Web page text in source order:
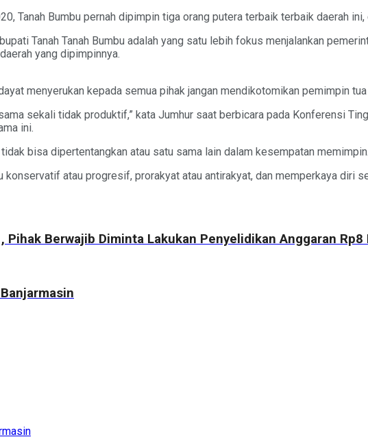
Tanah Bumbu pernah dipimpin tiga orang putera terbaik terbaik daerah
Tanah Tanah Bumbu adalah yang satu lebih fokus menjalankan
yang dipimpinnya.
menyerukan kepada semua pihak jangan mendikotomikan pemimpin
sekali tidak produktif,” kata Jumhur saat berbicara pada Konferensi
ini.
bisa dipertentangkan atau satu sama lain dalam kesempatan memimpin.
konservatif atau progresif, prorakyat atau antirakyat, dan memperkaya diri
Pihak Berwajib Diminta Lakukan Penyelidikan Anggaran Rp8